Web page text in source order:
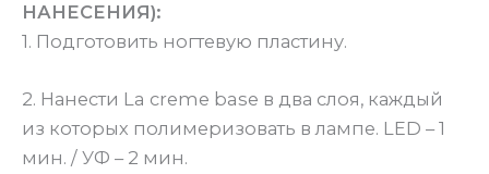
НАНЕСЕНИЯ):
1. Подготовить ногтевую пластину.
2. Нанести La creme base в два слоя, каждый
из которых полимеризовать в лампе. LED – 1
мин. / УФ – 2 мин.